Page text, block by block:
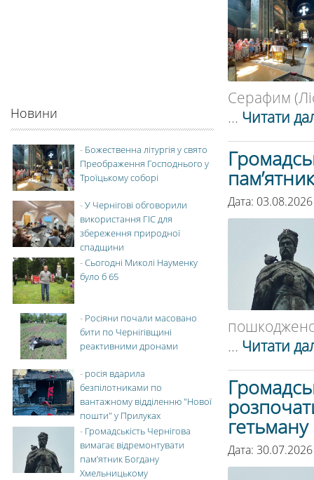
Серафим
... Читати
Дата:
... Читати
Дата:
Новини
- Божественна літургія у свято
Преображення Господнього у
Троїцькому соборі
-У Чернігові обговорили
використання ГІС для
збереження природної
спадщини
-Сьогодні Миколі Науменку
було б 65
- Росіяни почали масовано
бити по Чернігівщині
реактивними дронами
- росія вдарила
безпілотниками по
вантажному відділенню "Нової
пошти" у Прилуках
- Громадськість Чернігова
вимагає відремонтувати
пам’ятник Богдану
Хмельницькому